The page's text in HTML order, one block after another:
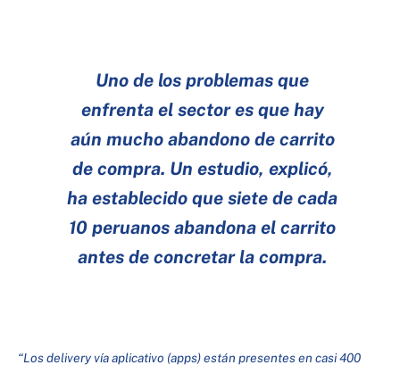
Uno de los problemas que
enfrenta el sector es que hay
aún mucho abandono de carrito
de compra. Un estudio, explicó,
ha establecido que siete de cada
10 peruanos abandona el carrito
antes de concretar la compra.
“Los delivery vía aplicativo (apps) están presentes en casi 400